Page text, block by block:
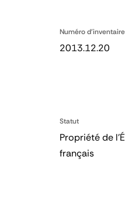
Numéro d'inventaire
2013.12.20
Statut
Propriété de
français